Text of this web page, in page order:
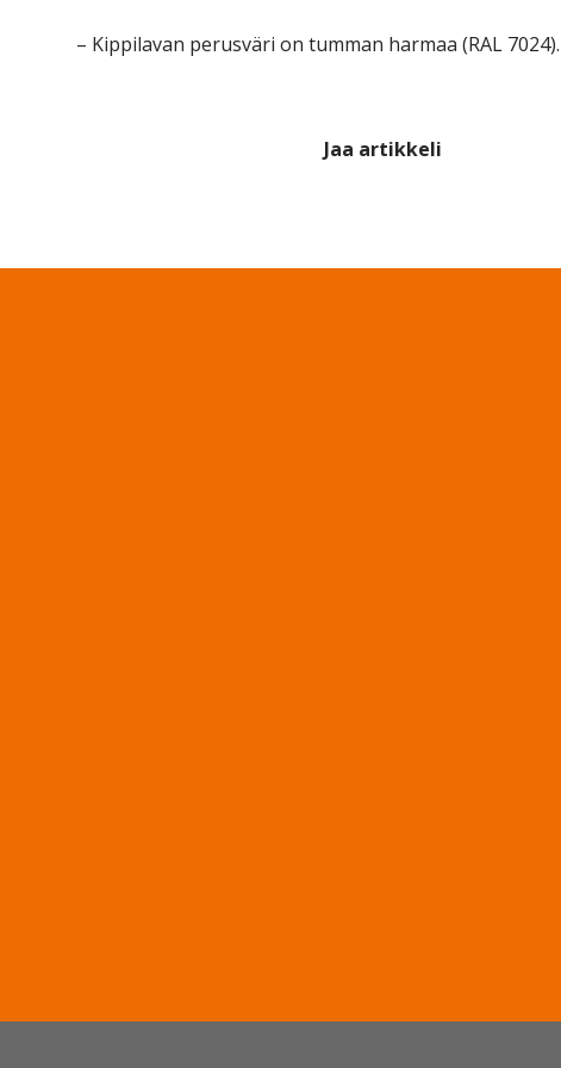
– Kippilavan perusväri on tumman harmaa (RAL 7024).
Jaa artikkeli